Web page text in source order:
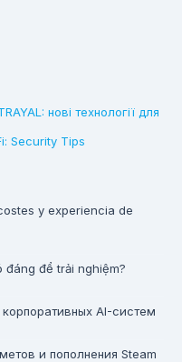
нові технології для
Security Tips
y experiencia de
để trải nghiệm?
AI-систем
и пополнения Steam